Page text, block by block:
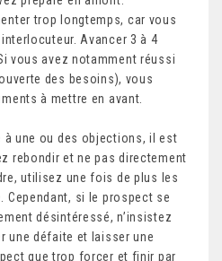
trop longtemps, car vous
Avancer 3 à 4
vous avez notamment réussi
des besoins), vous
à mettre en avant.
une ou des objections, il est
rebondir et ne pas directement
utilisez une fois de plus les
Cependant, si le prospect se
désintéressé, n’insistez
une défaite et laisser une
que trop forcer et finir par